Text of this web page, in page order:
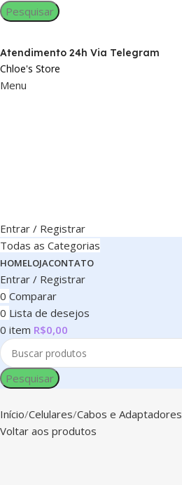
Pesquisar
Atendimento 24h Via Telegram
Chloe's Store
Menu
Entrar / Registrar
Todas as Categorias
HOMELOJACONTATO
Entrar / Registrar
0 Comparar
0 Lista de desejos
0 item R$0,00
Pesquisar
Início Celulares Cabos e Adaptadores
Voltar aos produtos